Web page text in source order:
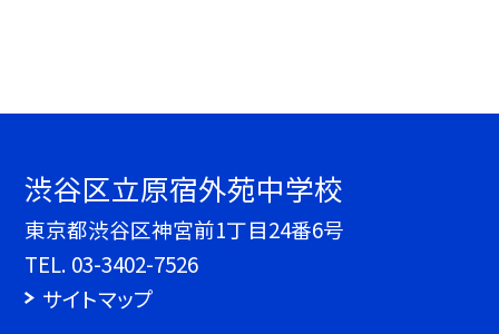
渋谷区立原宿外苑中学校
東京都渋谷区神宮前1丁目24番6号
TEL. 03-3402-7526
サイトマップ